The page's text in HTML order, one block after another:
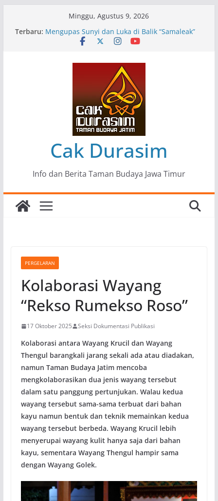
Minggu, Agustus 9, 2026
Terbaru: Pameran Lukisan Komunitas Patria Seni Rupa
Kota Blitar : Ketika “Bergerak” Menjadi Mantra
Mengupas Sunyi dan Luka di Balik “Samaleak”
Menjaga Marwah Seni dan Budaya: Catatan
Kunjungan Kerja Ir. Bambang Haryo Soekartono
(BHS) Anggota DPR RI ke Taman Budaya Jawa
Pameran Tunggal 35 Karya Agus Koecink
“Tumbang Tambang”, Ungkapan Kritis Tentang
Derita Pekerja Pertambangan
Cak Durasim
Info dan Berita Taman Budaya Jawa Timur
PERGELARAN
Kolaborasi Wayang
“Rekso Rumekso Roso”
17 Oktober 2025 Seksi Dokumentasi Publikasi
Kolaborasi antara Wayang Krucil dan Wayang
Thengul barangkali jarang sekali ada atau diadakan,
namun Taman Budaya Jatim mencoba
mengkolaborasikan dua jenis wayang tersebut
dalam satu panggung pertunjukan. Walau kedua
wayang tersebut sama-sama terbuat dari bahan
kayu namun bentuk dan teknik memainkan kedua
wayang tersebut berbeda. Wayang Krucil lebih
menyerupai wayang kulit hanya saja dari bahan
kayu, sementara Wayang Thengul hampir sama
dengan Wayang Golek.